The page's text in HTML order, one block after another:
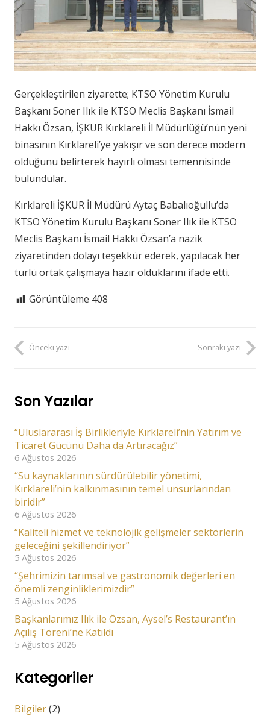
Gerçekleştirilen ziyarette; KTSO Yönetim Kurulu
Başkanı Soner Ilık ile KTSO Meclis Başkanı İsmail
Hakkı Özsan, İŞKUR Kırklareli İl Müdürlüğü’nün yeni
binasının Kırklareli’ye yakışır ve son derece modern
olduğunu belirterek hayırlı olması temennisinde
bulundular.
Kırklareli İŞKUR İl Müdürü Aytaç Babalıoğullu’da
KTSO Yönetim Kurulu Başkanı Soner Ilık ile KTSO
Meclis Başkanı İsmail Hakkı Özsan’a nazik
ziyaretinden dolayı teşekkür ederek, yapılacak her
türlü ortak çalışmaya hazır olduklarını ifade etti.
Görüntüleme 408
Önceki yazı Sonraki yazı
Son Yazılar
“Uluslararası İş Birlikleriyle Kırklareli’nin Yatırım ve
Ticaret Gücünü Daha da Artıracağız”
6 Ağustos 2026
“Su kaynaklarının sürdürülebilir yönetimi,
Kırklareli’nin kalkınmasının temel unsurlarından
biridir”
6 Ağustos 2026
“Kaliteli hizmet ve teknolojik gelişmeler sektörlerin
geleceğini şekillendiriyor”
5 Ağustos 2026
“Şehrimizin tarımsal ve gastronomik değerleri en
önemli zenginliklerimizdir”
5 Ağustos 2026
Başkanlarımız Ilık ile Özsan, Aysel’s Restaurant’ın
Açılış Töreni’ne Katıldı
5 Ağustos 2026
Kategoriler
Bilgiler(2)